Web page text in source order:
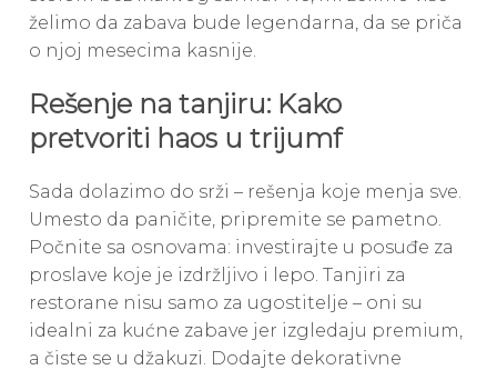
želimo da zabava bude legendarna, da se priča
o njoj mesecima kasnije.
Rešenje na tanjiru: Kako
pretvoriti haos u trijumf
Sada dolazimo do srži – rešenja koje menja sve.
Umesto da paničite, pripremite se pametno.
Počnite sa osnovama: investirajte u posuđe za
proslave koje je izdržljivo i lepo. Tanjiri za
restorane nisu samo za ugostitelje – oni su
idealni za kućne zabave jer izgledaju premium,
a čiste se u džakuzi. Dodajte dekorativne